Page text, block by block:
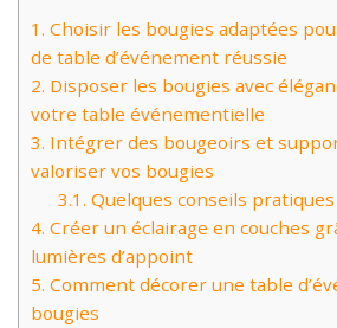
1. Choisir les bougies adaptées
de table d’événement réussie
2. Disposer les bougies avec
votre table événementielle
3. Intégrer des bougeoirs et
valoriser vos bougies
3.1. Quelques conseils
4. Créer un éclairage en couches
lumières d’appoint
5. Comment décorer une table
bougies